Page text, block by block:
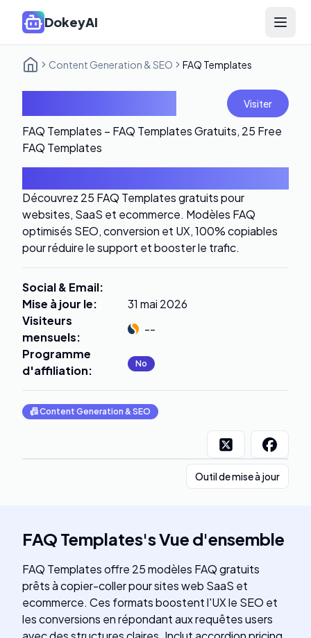
DokeyAI Open
Content Generation & SEO FAQ Templates
Visiter
FAQ Templates – FAQ Templates Gratuits, 25 Free
FAQ Templates
Découvrez 25 FAQ Templates gratuits pour
websites, SaaS et ecommerce. Modèles FAQ
optimisés SEO, conversion et UX, 100% copiables
pour réduire le support et booster le trafic.
Social & Email:
Mise à jour le:
31 mai 2026
Visiteurs
mensuels:
--
Programme
d'affiliation: No
📠Content Generation & SEO
Outil de mise à jour
FAQ Templates'sVue d'ensemble
FAQ Templates offre 25 modèles FAQ gratuits
prêts à copier-coller pour sites web SaaS et
ecommerce. Ces formats boostent l'UX le SEO et
les conversions en répondant aux requêtes users